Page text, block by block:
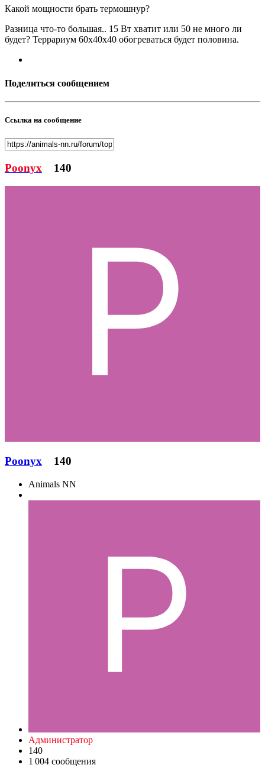
Какой мощности брать термошнур?
Разница что-то большая.. 15 Вт хватит или 50 не много ли
будет? Террариум 60х40х40 обогреваться будет половина.
Поделиться сообщением
Ссылка на сообщение
Poonyx 140
Poonyx 140
Animals NN
Администратор
140
1 004 сообщения